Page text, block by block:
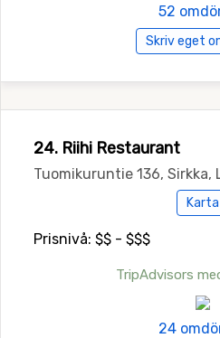
52
Skriv eget
24. Riihi Restaurant
Tuomikuruntie 136, Sirkka,
Karta
Prisnivå: $$ - $$$
TripAdvisors
24